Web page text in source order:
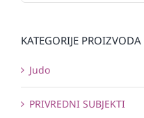
KATEGORIJE PROIZVODA
Judo
PRIVREDNI SUBJEKTI